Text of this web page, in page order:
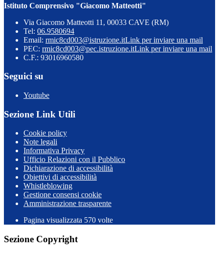
Istituto Comprensivo "Giacomo Matteotti"
Via Giacomo Matteotti 11, 00033 CAVE (RM)
Tel: 06.9580694
Email: rmic8cd003@istruzione.itLink per inviare una mail
PEC: rmic8cd003@pec.istruzione.itLink per inviare una mail
C.F.: 93016960580
Seguici su
Youtube
Sezione Link Utili
Cookie policy
Note legali
Informativa Privacy
Ufficio Relazioni con il Pubblico
Dichiarazione di accessibilità
Obiettivi di accessibilità
Whistleblowing
Gestione consensi cookie
Amministrazione trasparente
Pagina visualizzata 570 volte
Sezione Copyright